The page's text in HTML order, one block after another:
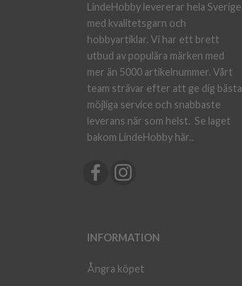
LindeHobby levererar hela Sverige
med kvalitetsgarn och
hobbyartiklar. Vi har ett brett
utbud av populära märken med
mer än 5000 artikelnummer. Vårt
team strävar efter att ge dig bästa
möjliga service och snabbaste
leverans när som helst. Se laget
bakom LindeHobby här..
INFORMATION
Ångra köpet